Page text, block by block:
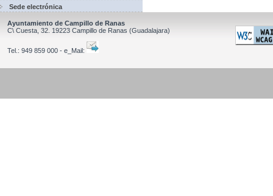
Sede electrónica
Ayuntamiento de Campillo de Ranas
C\ Cuesta, 32. 19223 Campillo de Ranas (Guadalajara)
Tel.: 949 859 000 - e_Mail: